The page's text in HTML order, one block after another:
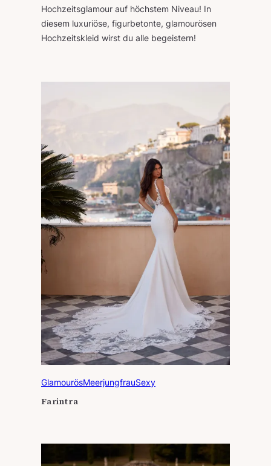
Hochzeitsglamour auf höchstem Niveau! In
diesem luxuriöse, figurbetonte, glamourösen
Hochzeitskleid wirst du alle begeistern!
GlamourösMeerjungfrauSexy
Farintra